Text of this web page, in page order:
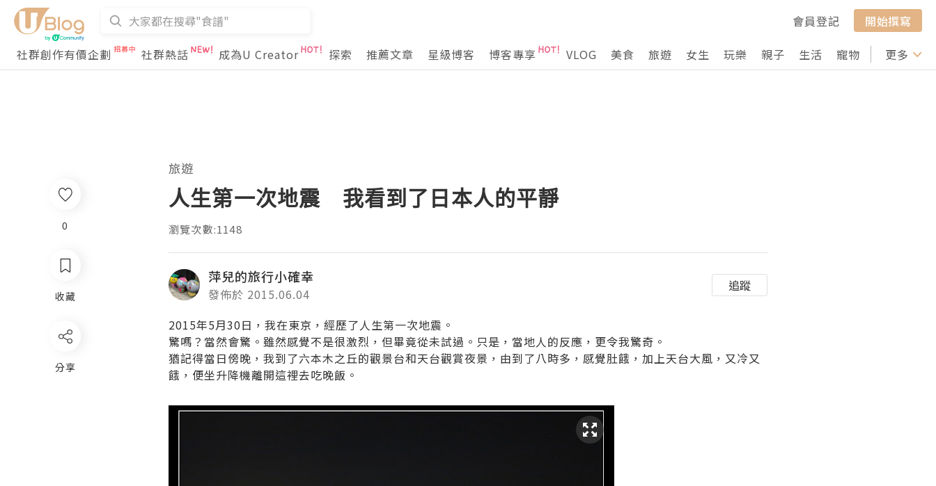
會員登記
開始撰寫
社群創作有價企劃
社群熱話 成為U Creator 探索 推薦文章 星級博客 博客專享 VLOG 美食 旅遊 女生 玩樂 親子 生活 寵物 行山 打卡
更多
0
收藏
分享
旅遊
人生第一次地震 我看到了日本人的平靜
瀏覽次數:1148
萍兒的旅行小確幸
發佈於 2015.06.04
追蹤
2015年5月30日，我在東京，經歷了人生第一次地震。
驚嗎？當然會驚。雖然感覺不是很激烈，但畢竟從未試過。只是，當地人的反應，更令我驚奇。
猶記得當日傍晚，我到了六本木之丘的觀景台和天台觀賞夜景，由到了八時多，感覺肚餓，加上天台大風，又冷又
餓，便坐升降機離開這裡去吃晚飯。